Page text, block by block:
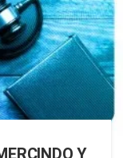
Y